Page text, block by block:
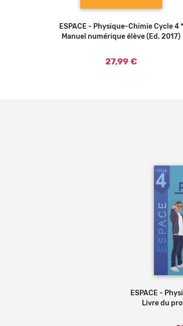
ESPACE - Physique-Chimie Cycle 4 *
Manuel numérique élève (Ed. 2017)
27,99 €
ESPACE -
Livre du